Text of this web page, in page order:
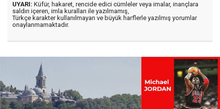
UYARI: Küfür, hakaret, rencide edici cümleler veya imalar, inançlara
saldırı içeren, imla kuralları ile yazılmamış,
Türkçe karakter kullanılmayan ve büyük harflerle yazılmış yorumlar
onaylanmamaktadır.